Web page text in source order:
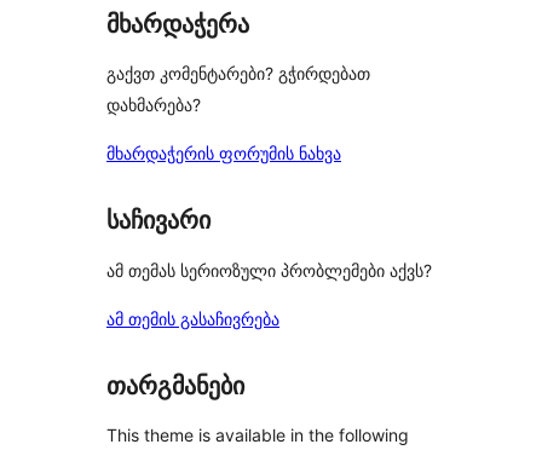
მხარდაჭერა
გაქვთ კომენტარები? გჭირდებათ
დახმარება?
მხარდაჭერის ფორუმის ნახვა
საჩივარი
ამ თემას სერიოზული პრობლემები აქვს?
ამ თემის გასაჩივრება
თარგმანები
This theme is available in the following